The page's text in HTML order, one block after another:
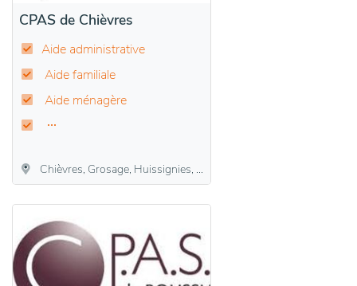
CPAS de Chièvres
Aide administrative
Aide familiale
Aide ménagère
Chièvres, Grosage, Huissignies, Ladeuze, Tongre-Saint-Martin